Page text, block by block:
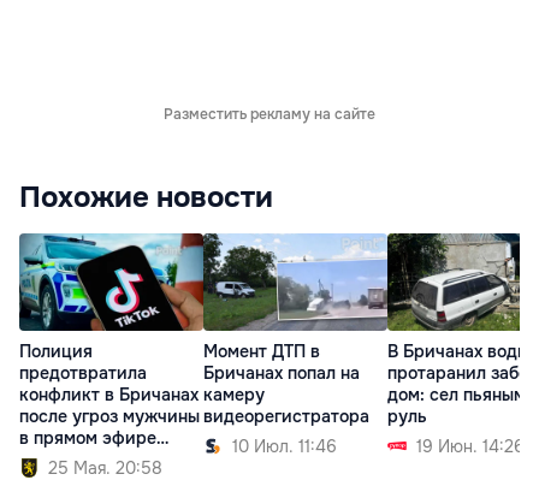
Разместить рекламу на сайте
Похожие новости
Полиция
предотвратила
конфликт в Бричанах
после угроз мужчины
в прямом эфире
TikTok25 Мая. 20:58
Момент ДТП в
Бричанах попал на
камеру
видеорегистратора
10 Июл. 11:46
В Бричанах
протаранил
дом: сел пьяным
руль
19 Июн. 14:26